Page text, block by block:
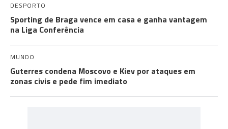
DESPORTO
Sporting de Braga vence em casa e ganha vantagem
na Liga Conferência
MUNDO
Guterres condena Moscovo e Kiev por ataques em
zonas civis e pede fim imediato